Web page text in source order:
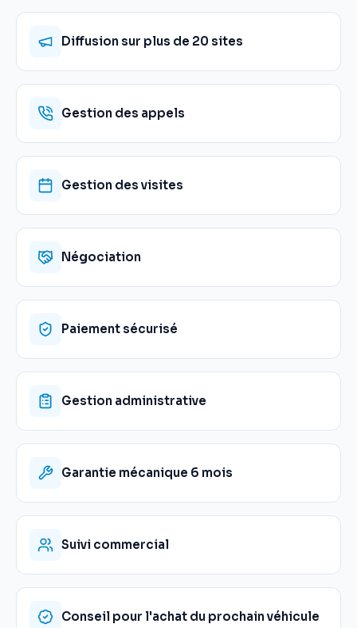
Diffusion sur plus de 20 sites
Gestion des appels
Gestion des visites
Négociation
Paiement sécurisé
Gestion administrative
Garantie mécanique 6 mois
Suivi commercial
Conseil pour l'achat du prochain véhicule